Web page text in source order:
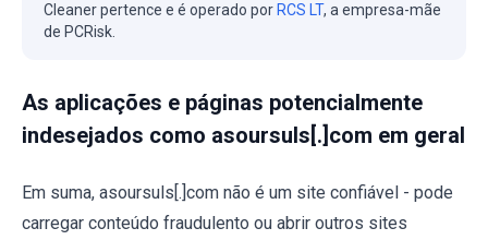
Cleaner pertence e é operado por RCS LT, a empresa-mãe
de PCRisk.
As aplicações e páginas potencialmente
indesejados como asoursuls[.]com em geral
Em suma, asoursuls[.]com não é um site confiável - pode
carregar conteúdo fraudulento ou abrir outros sites